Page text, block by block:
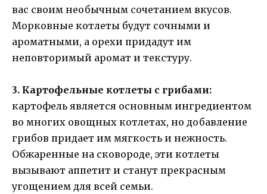
вас своим необычным сочетанием вкусов.
Морковные котлеты будут сочными и
ароматными, а орехи придадут им
неповторимый аромат и текстуру.
3. Картофельные котлеты с грибами:
картофель является основным ингредиентом
во многих овощных котлетах, но добавление
грибов придает им мягкость и нежность.
Обжаренные на сковороде, эти котлеты
вызывают аппетит и станут прекрасным
угощением для всей семьи.